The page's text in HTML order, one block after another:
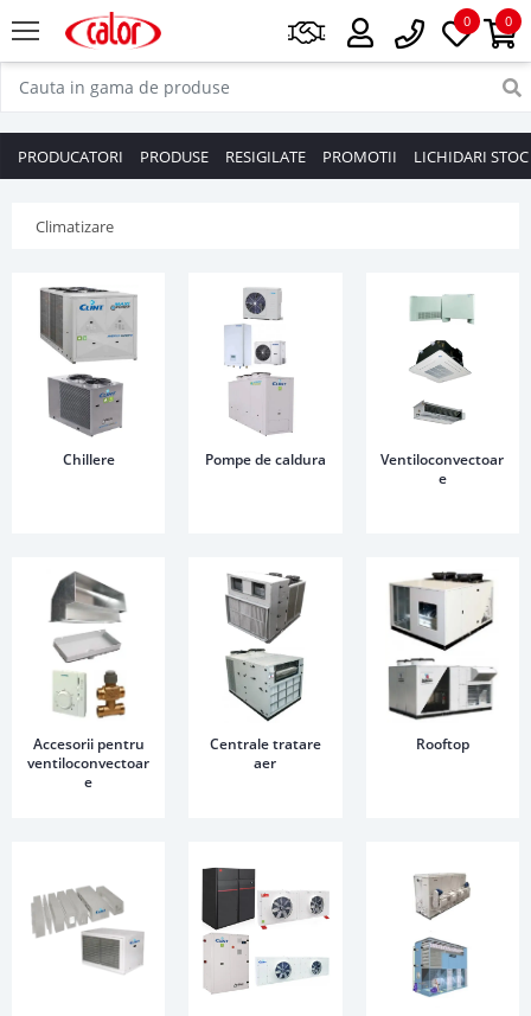
0
0
PRODUCATORI PRODUSE RESIGILATE PROMOTII LICHIDARI STOC
Climatizare
Chillere Pompe de caldura
Ventiloconvectoar
e
Accesorii pentru
ventiloconvectoar
e
Centrale tratare
aer
Rooftop